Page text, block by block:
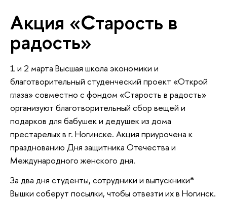
Акция «Старость в
радость»
1 и 2 марта Высшая школа экономики и
благотворительный студенческий проект «Открой
глаза» совместно с фондом «Старость в радость»
организуют благотворительный сбор вещей и
подарков для бабушек и дедушек из дома
престарелых в г. Ногинске. Акция приурочена к
празднованию Дня защитника Отечества и
Международного женского дня.
За два дня студенты, сотрудники и выпускники*
Вышки соберут посылки, чтобы отвезти их в Ногинск.